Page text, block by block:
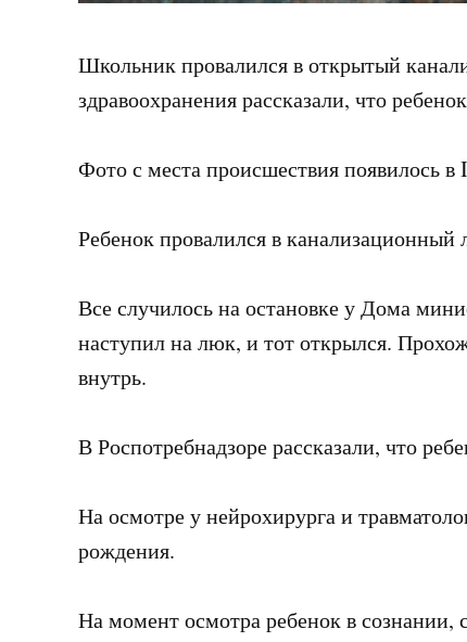
Школьник провалился в открытый
здравоохранения рассказали, что
Фото с места происшествия появилось
Ребенок провалился в
Все случилось на остановке у Дома
наступил на люк, и тот открылся.
внутрь.
В Роспотребнадзоре рассказали, что
На осмотре у нейрохирурга и
рождения.
На момент осмотра ребенок в сознании,